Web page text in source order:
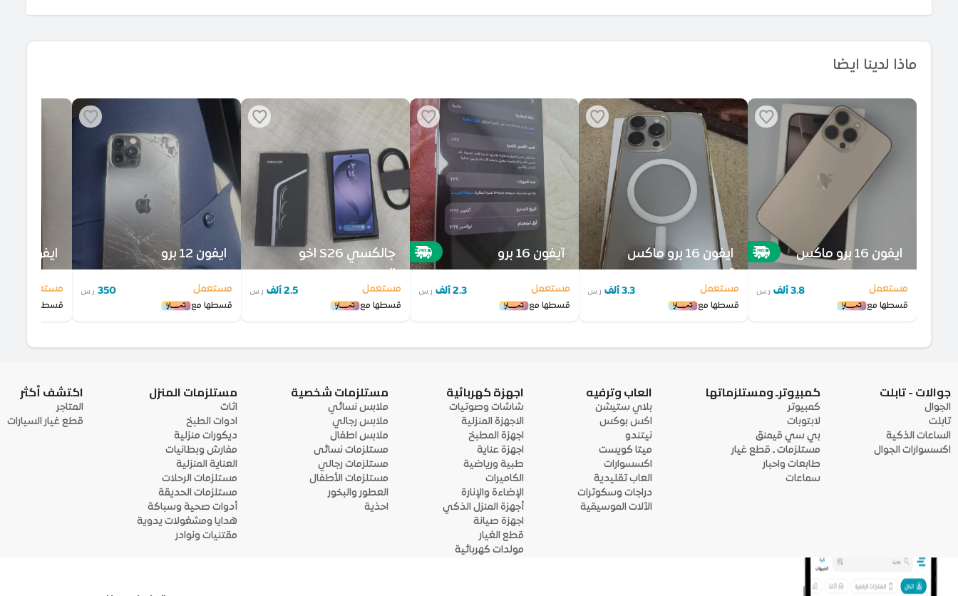
ماذا لدينا ايضا
مستعمل 3.8 ألف ر.س
قسطها مع
ايفون 16 برو ماكس
مستعمل 3.3 ألف ر.س
قسطها مع
ايفون 16 برو ماكس
تيت
مستعمل 2.3 ألف ر.س
قسطها مع
آيفون 16 برو
مستعمل 2.5 ألف ر.س
قسطها مع
جالكسي S26 اخو
الجديد
مستعمل 350 ر.س
قسطها مع
ايفون 12 برو
مستعمل
قسطها مع
ايفون 15 برو
جوالات - تابلت
الجوال
تابلت
الساعات الذكية
اكسسوارات الجوال
كمبيوترـ ومستلزماتها
كمبيوتر
لابتوبات
بي سي قيمنق
مستلزمات ـ قطع غيار
طابعات واحبار
سماعات
العاب وترفيه
بلاي ستيشن
اكس بوكس
نيتندو
ميتا كويست
اكسسوارات
العاب تقليدية
دراجات وسكوترات
الآلات الموسيقية
اجهزة كهربائية
شاشات وصوتيات
الاجهزة المنزلية
اجهزة المطبخ
اجهزة عناية
طبية ورياضية
الكاميرات
الإضاءة والإنارة
أجهزة المنزل الذكي
اجهزة صيانة
قطع الغيار
مولدات كهربائية
مستلزمات شخصية
ملابس نسائي
ملابس رجالي
ملابس اطفال
مستلزمات نسائى
مستلزمات رجالي
مستلزمات الأطفال
العطور والبخور
احذية
مستلزمات المنزل
اثاث
ادوات الطبخ
ديكورات منزلية
مفارش وبطانيات
العناية المنزلية
مستلزمات الرحلات
مستلزمات الحديقة
أدوات صحية وسباكة
هدايا ومشغولات يدوية
مقتنيات ونوادر
اكتشف أكثر
المتاجر
قطع غيار السيارات